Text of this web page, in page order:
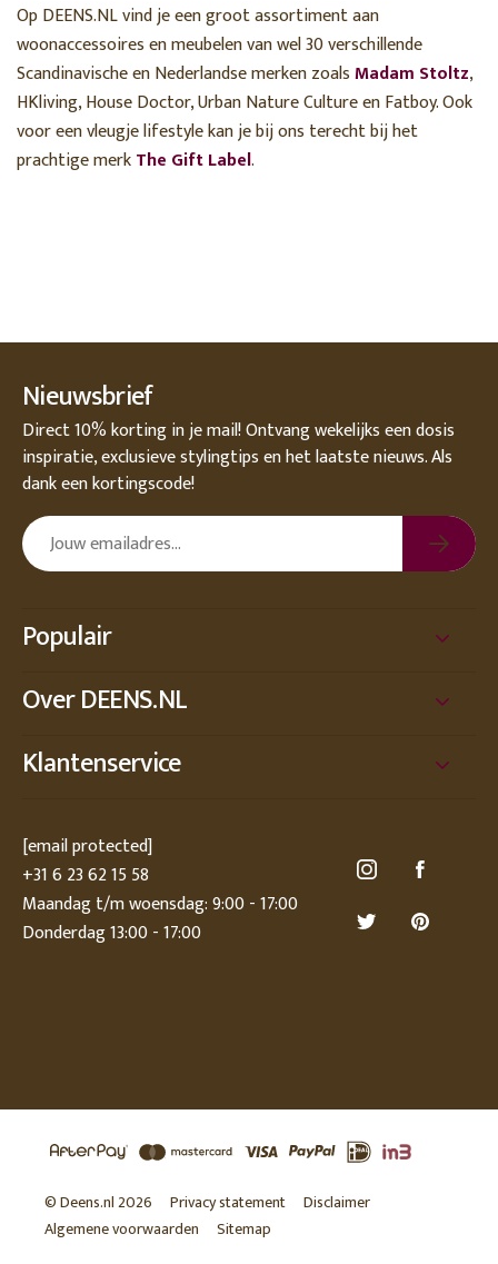
Op DEENS.NL vind je een groot assortiment aan
woonaccessoires en meubelen van wel 30 verschillende
Scandinavische en Nederlandse merken zoalsMadam Stoltz,
HKliving, House Doctor, Urban Nature Culture en Fatboy. Ook
voor een vleugje lifestyle kan je bij ons terecht bij het
prachtige merkThe Gift Label.
Nieuwsbrief
Direct 10% korting in je mail! Ontvang wekelijks een dosis
inspiratie, exclusieve stylingtips en het laatste nieuws. Als
dank een kortingscode!
Populair
Over DEENS.NL
Klantenservice
[email protected]
+31 6 23 62 15 58
Maandag t/m woensdag: 9:00 - 17:00
Donderdag 13:00 - 17:00
© Deens.nl 2026 Privacy statement
Disclaimer
Algemene voorwaarden
Sitemap